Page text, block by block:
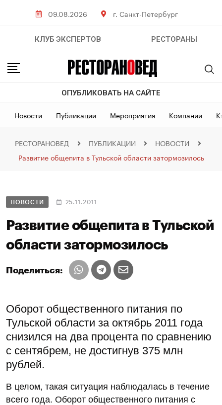
09.08.2026 г. Санкт-Петербург
КЛУБ ЭКСПЕРТОВ РЕСТОРАНЫ
ОПУБЛИКОВАТЬ НА САЙТЕ
Новости Публикации Мероприятия Компании
РЕСТОРАНОВЕД ПУБЛИКАЦИИ
НОВОСТИ
Развитие общепита в Тульской области затормозилось
НОВОСТИ 25.11.2011
Развитие общепита в Тульской
области затормозилось
Поделиться:
Оборот общественного питания по
Тульской области за октябрь 2011 года
снизился на два процента по сравнению
с сентябрем, не достигнув 375 млн
рублей.
В целом, такая ситуация наблюдалась в течение
всего года. Оборот общественного питания с